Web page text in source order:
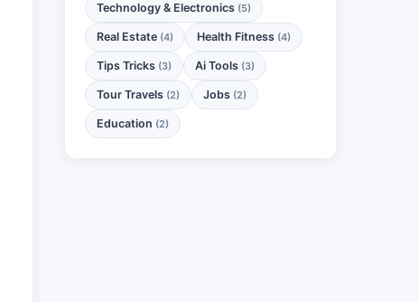
Technology & Electronics (5)
Real Estate (4) Health Fitness (4)
Tips Tricks (3) Ai Tools (3)
Tour Travels (2) Jobs (2)
Education (2)